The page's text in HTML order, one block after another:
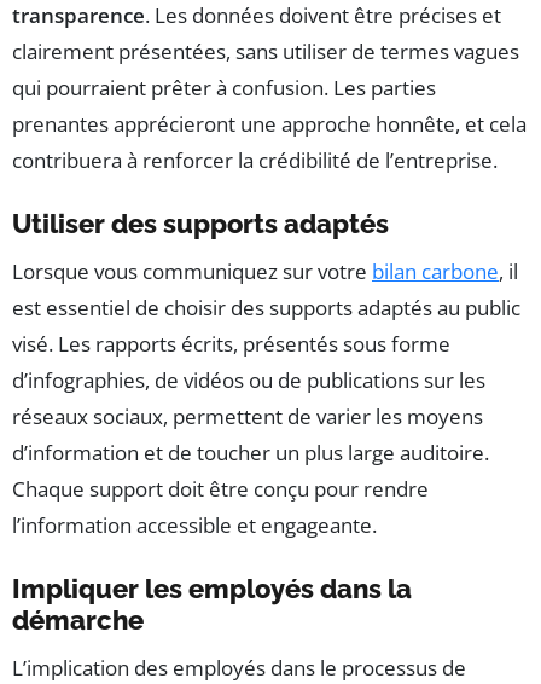
transparence. Les données doivent être précises et
clairement présentées, sans utiliser de termes vagues
qui pourraient prêter à confusion. Les parties
prenantes apprécieront une approche honnête, et cela
contribuera à renforcer la crédibilité de l’entreprise.
Utiliser des supports adaptés
Lorsque vous communiquez sur votre bilan carbone, il
est essentiel de choisir des supports adaptés au public
visé. Les rapports écrits, présentés sous forme
d’infographies, de vidéos ou de publications sur les
réseaux sociaux, permettent de varier les moyens
d’information et de toucher un plus large auditoire.
Chaque support doit être conçu pour rendre
l’information accessible et engageante.
Impliquer les employés dans la
démarche
L’implication des employés dans le processus de